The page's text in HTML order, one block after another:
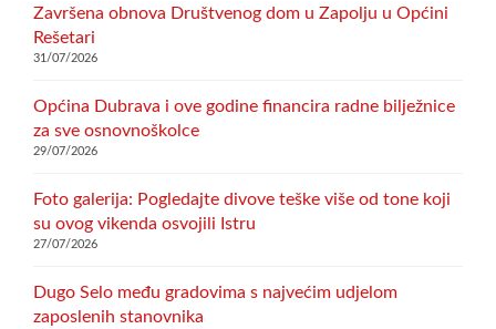
Završena obnova Društvenog dom u Zapolju u Općini
Rešetari
31/07/2026
Općina Dubrava i ove godine financira radne bilježnice
za sve osnovnoškolce
29/07/2026
Foto galerija: Pogledajte divove teške više od tone koji
su ovog vikenda osvojili Istru
27/07/2026
Dugo Selo među gradovima s najvećim udjelom
zaposlenih stanovnika